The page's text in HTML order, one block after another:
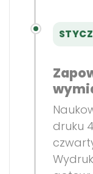
druku